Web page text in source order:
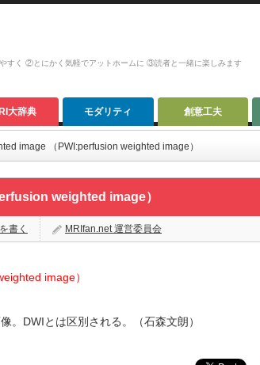
すく ②とにかく気軽でアットホームに ③読者と一緒に楽しみます
大辞典 モダリティ 創意工夫
image （PWI:perfusion weighted image）
weighted image）
書く MRIfan.net 運営委員会
image）
。DWIとは区別される。（石森文朗）